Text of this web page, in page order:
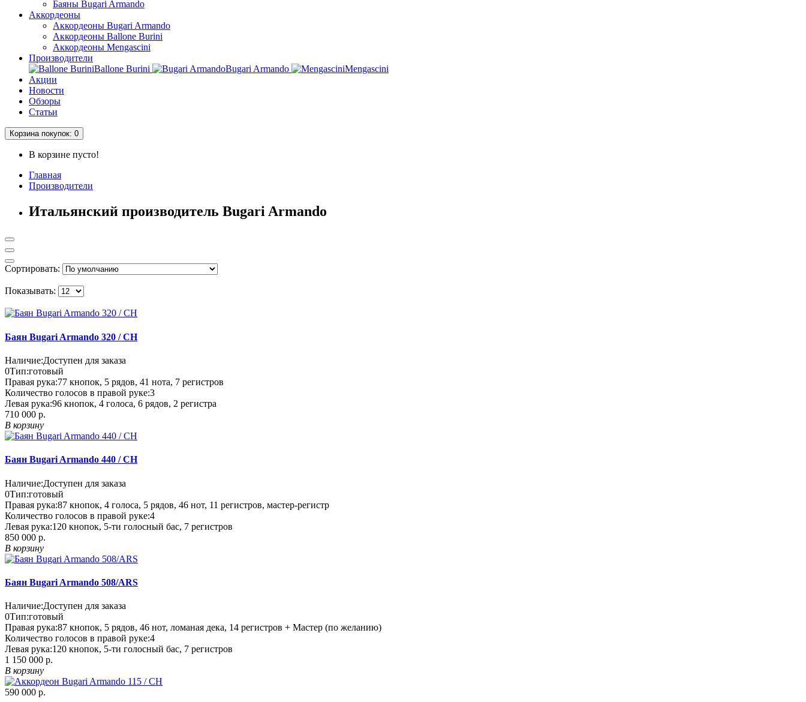
Баяны Bugari Armando
Аккордеоны
Аккордеоны Bugari Armando
Аккордеоны Ballone Burini
Аккордеоны Mengascini
Производители
Ballone Burini
Bugari Armando
Mengascini
Акции
Новости
Обзоры
Статьи
Корзина покупок: 0
В корзине пусто!
Главная
Производители
Итальянский производитель Bugari Armando
Сортировать:
Показывать:
Баян Bugari Armando 320 / CH
Наличие:Доступен для заказа
0Тип:готовый
Правая рука:77 кнопок, 5 рядов, 41 нота, 7 регистров
Количество голосов в правой руке:3
Левая рука:96 кнопок, 4 голоса, 6 рядов, 2 регистра
710 000 р.
В корзину
Баян Bugari Armando 440 / CH
Наличие:Доступен для заказа
0Тип:готовый
Правая рука:87 кнопок, 4 голоса, 5 рядов, 46 нот, 11 регистров, мастер-регистр
Количество голосов в правой руке:4
Левая рука:120 кнопок, 5-ти голосный бас, 7 регистров
850 000 р.
В корзину
Баян Bugari Armando 508/ARS
Наличие:Доступен для заказа
0Тип:готовый
Правая рука:87 кнопок, 5 рядов, 46 нот, ломаная дека, 14 регистров + Мастер (по желанию)
Количество голосов в правой руке:4
Левая рука:120 кнопок, 5-ти голосный бас, 7 регистров
1 150 000 р.
В корзину
590 000 р.